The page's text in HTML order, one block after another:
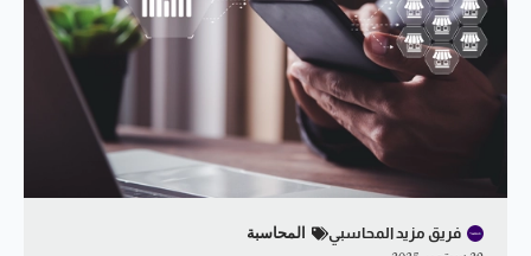
فريق مزيد المحاسبي
المحاسبة